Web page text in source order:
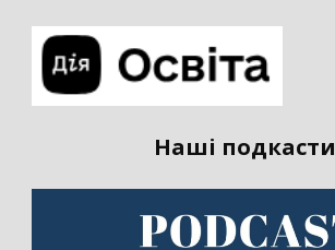
Наші подкасти